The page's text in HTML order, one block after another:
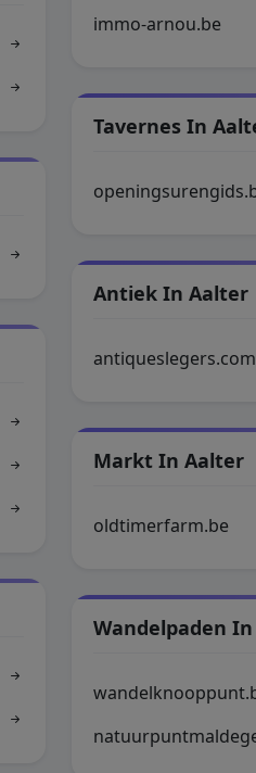
immo-arnou.be
Tavernes In
Antiek In Aalter
antiqueslegers.com
Markt In Aalter
oldtimerfarm.be
Wandelpaden